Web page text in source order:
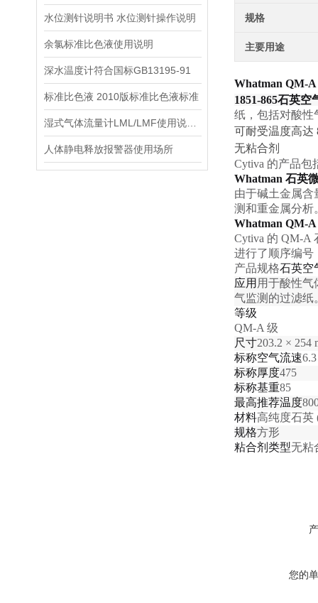
水位测针说明书 水位测针操作说明
余氯标准比色液使用说明
深水温度计符合国标GB13195-91
标准比色液 2010版标准比色液标准
人体静电释放报警器使用场所
规格
主要用途
Whatman QM-A
1851-865石英空
纸，包括对酸性
可耐受温度高达
无粘合剂
Cytiva 的产品包
Whatman 石英
由于碱土金属含
测和重金属分析
Whatman QM-A
Cytiva 的 QM-A
进行了顺序编号
产品规格石英空
应用 用于酸性气
气监测的过滤
等级
QM-A 级
尺寸203.2 × 254
标称空气流速
标称厚度475
标称基重85
最高推荐温度
材料高纯度石英
规格方形
粘合剂类型无粘
您的